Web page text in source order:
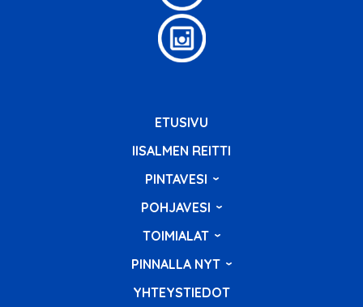
ETUSIVU
IISALMEN REITTI
PINTAVESI
POHJAVESI
TOIMIALAT
PINNALLA NYT
YHTEYSTIEDOT